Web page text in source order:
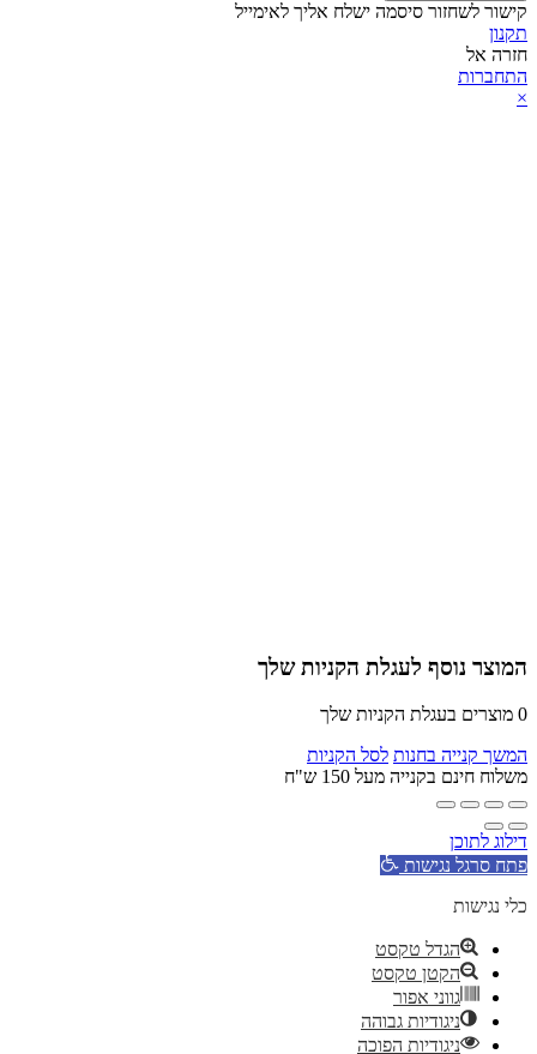
קישור לשחזור סיסמה ישלח אליך לאימייל
תקנון
חזרה אל
התחברות
×
המוצר נוסף לעגלת הקניות שלך
0 מוצרים בעגלת הקניות שלך
המשך קנייה בחנות לסל הקניות
משלוח חינם בקנייה מעל 150 ש"ח
דילוג לתוכן
פתח סרגל נגישות
כלי נגישות
הגדל טקסט
הקטן טקסט
גווני אפור
ניגודיות גבוהה
ניגודיות הפוכה